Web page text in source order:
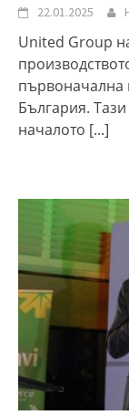
22.01.2025
United Group
първоначална
България.
началото [...]